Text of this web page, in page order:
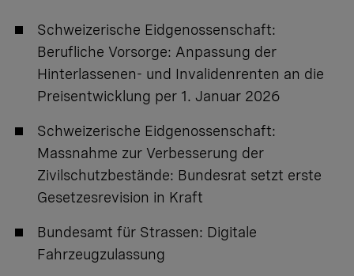
Schweizerische Eidgenossenschaft:
Berufliche Vorsorge: Anpassung der
Hinterlassenen- und Invalidenrenten an die
Preisentwicklung per 1. Januar 2026
Schweizerische Eidgenossenschaft:
Massnahme zur Verbesserung der
Zivilschutzbestände: Bundesrat setzt erste
Gesetzesrevision in Kraft
Bundesamt für Strassen: Digitale
Fahrzeugzulassung